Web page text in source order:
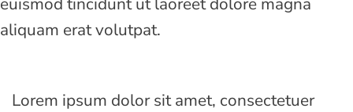
aliquam erat volutpat.
Lorem ipsum dolor sit amet, consectetuer